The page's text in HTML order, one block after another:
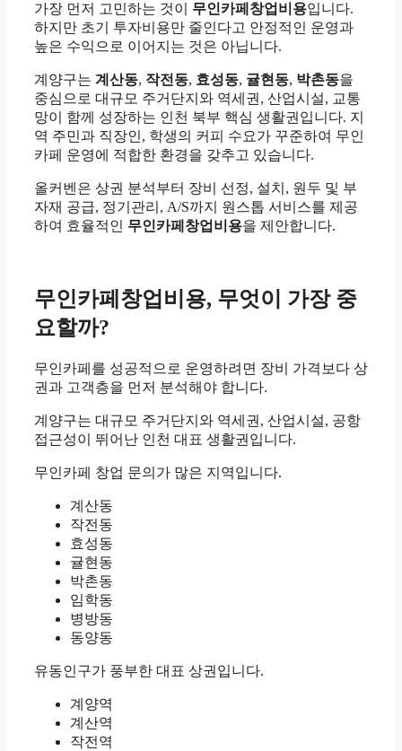
가장 먼저 고민하는 것이 무인카페창업비용입니다.
하지만 초기 투자비용만 줄인다고 안정적인 운영과
높은 수익으로 이어지는 것은 아닙니다.
계양구는 계산동, 작전동, 효성동, 귤현동, 박촌동을
중심으로 대규모 주거단지와 역세권, 산업시설, 교통
망이 함께 성장하는 인천 북부 핵심 생활권입니다. 지
역 주민과 직장인, 학생의 커피 수요가 꾸준하여 무인
카페 운영에 적합한 환경을 갖추고 있습니다.
올커벤은 상권 분석부터 장비 선정, 설치, 원두 및 부
자재 공급, 정기관리, A/S까지 원스톱 서비스를 제공
하여 효율적인 무인카페창업비용을 제안합니다.
무인카페창업비용, 무엇이 가장 중
요할까?
무인카페를 성공적으로 운영하려면 장비 가격보다 상
권과 고객층을 먼저 분석해야 합니다.
계양구는 대규모 주거단지와 역세권, 산업시설, 공항
접근성이 뛰어난 인천 대표 생활권입니다.
무인카페 창업 문의가 많은 지역입니다.
계산동
작전동
효성동
귤현동
박촌동
임학동
병방동
동양동
유동인구가 풍부한 대표 상권입니다.
계양역
계산역
작전역